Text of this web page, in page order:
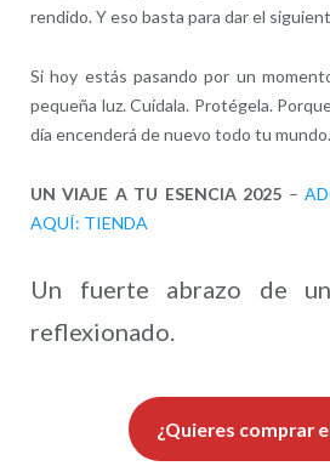
rendido. Y eso basta para dar el
Si hoy estás pasando por un
pequeña luz. Cuídala. Protégela.
día encenderá de nuevo todo tu mundo.
UN VIAJE A TU ESENCIA 2025 –
AQUÍ: TIENDA
Un fuerte abrazo de
reflexionado.
¿Quieres comprar